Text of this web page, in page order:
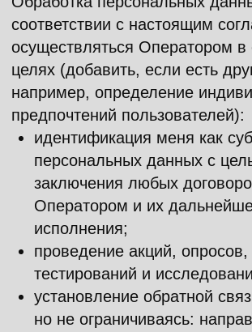
запросов и заявок;
подтверждение достоверности и полноты
персональных данных, предоставленных
субъектом персональных данных;
статистические и иные
исследовательские и (или)
аналитические цели при условии
обезличивания моих персональных
данных.
Настоящее согласие действует бесрочно с
даты предоставления либо до момента
отзыва мной Согласия, в зависимости от
того, какое событие наступит раньше.
Настоящее согласие может быть отозвано
мной путём направления уведомления
посредством электронной почты на
электронный адрес Оператора: